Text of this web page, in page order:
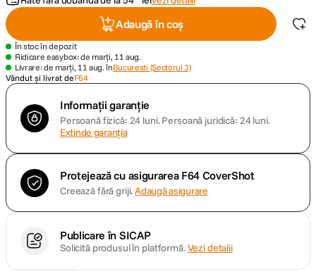
9. insta 360
10. godox
Adaugă în coș
În stoc în depozit
Ridicare easybox: de marți, 11 aug.
Livrare: de marți, 11 aug. înBucuresti (Sectorul 3)
Vândut și livrat deF64
Informații garanție
Persoană fizică: 24 luni.Persoană juridică: 24 luni.
Extinde garanția
Protejează cu asigurarea F64 CoverShot
Creează fără griji.Adaugă asigurare
Publicare în SICAP
Solicită produsul în platformă.Vezi detalii